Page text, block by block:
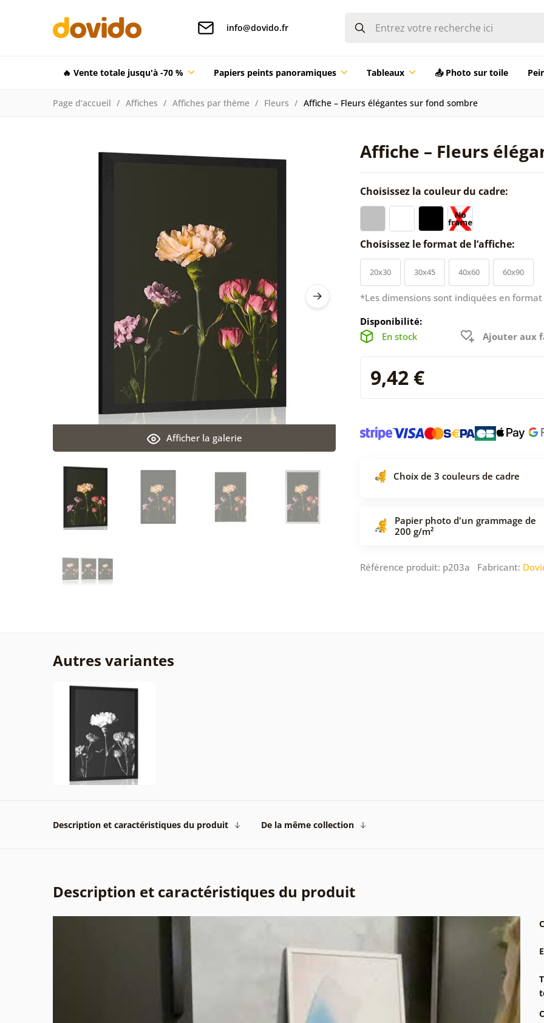
info@dovido.fr
🔥 Vente totale jusqu'à -70 % Papiers peints panoramiques Tableaux 📤 Photo sur toile
Page d’accueil Affiches Affiches par thème Fleurs Affiche – Fleurs élégantes sur fond sombre
Affiche – Fleurs
Afficher la galerie
Choisissez la couleur du cadre:
Choisissez le format de l’affiche:
20x30 30x45 40x60 60x90
*Les dimensions sont indiquées en
Disponibilité:
En stock
Ajouter aux
9,42 €
Choix de 3 couleurs de cadre
Papier photo d'un grammage de
200 g/m²
Référence produit: p203a Fabricant:
Autres variantes
Description et caractéristiques du produit De la même collection
Description et caractéristiques du produit